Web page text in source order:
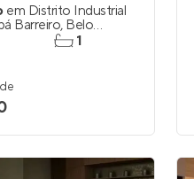
em Distrito Industrial
Barreiro, Belo
1